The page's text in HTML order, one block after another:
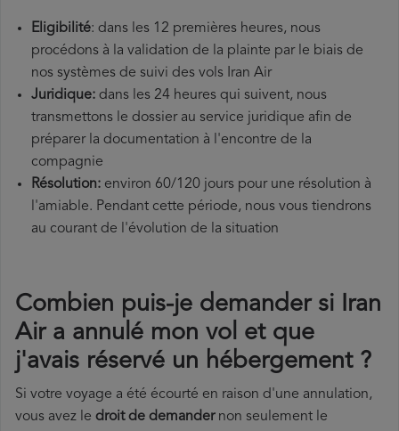
Eligibilité: dans les 12 premières heures, nous
procédons à la validation de la plainte par le biais de
nos systèmes de suivi des vols Iran Air
Juridique: dans les 24 heures qui suivent, nous
transmettons le dossier au service juridique afin de
préparer la documentation à l'encontre de la
compagnie
Résolution: environ 60/120 jours pour une résolution à
l'amiable. Pendant cette période, nous vous tiendrons
au courant de l'évolution de la situation
Combien puis-je demander si Iran
Air a annulé mon vol et que
j'avais réservé un hébergement ?
Si votre voyage a été écourté en raison d'une annulation,
vous avez le droit de demandernon seulement le